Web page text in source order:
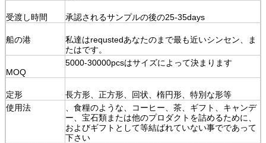
受渡し時間 承認されるサンプルの後の25-35days
船の港
私達はrequstedあなたのまで最も近いシンセン、ま
たはです。
MOQ
5000-30000pcsはサイズによって決まります
定形
長方形、正方形、回状、楕円形、特別な形等
使用法
、食糧のような、コーヒー、茶、ギフト、キャンデ
ー、宝石類または他のプロダクトを詰めるために、
およびギフトとして等結ばれていない事でであって
下さい